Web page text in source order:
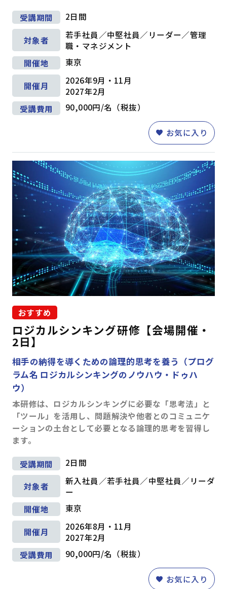
受講期間 2日間
対象者
若手社員／中堅社員／リーダー／管理
職・マネジメント
開催地
東京
開催月
2026年9月・11月
2027年2月
受講費用
90,000円/名（税抜）
お気に入り
おすすめ
ロジカルシンキング研修【会場開催・
2日】
相手の納得を導くための論理的思考を養う（プログ
ラム名 ロジカルシンキングのノウハウ・ドゥハ
ウ）
本研修は、ロジカルシンキングに必要な「思考法」と
「ツール」を活用し、問題解決や他者とのコミュニケ
ーションの土台として必要となる論理的思考を習得し
ます。
受講期間 2日間
対象者
新入社員／若手社員／中堅社員／リーダ
ー
開催地
東京
開催月
2026年8月・11月
2027年2月
受講費用
90,000円/名（税抜）
お気に入り